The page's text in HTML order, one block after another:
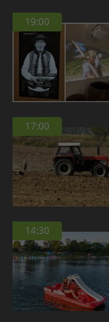
19:00
17:00
14:30